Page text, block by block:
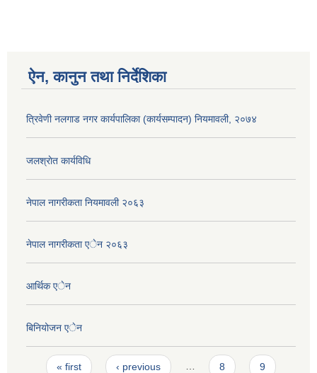
ऐन, कानुन तथा निर्देशिका
त्रिवेणी नलगाड नगर कार्यपालिका (कार्यसम्पादन) नियमावली, २०७४
जलश्राेत कार्यविधि
नेपाल नागरीकता नियमावली २०६३
नेपाल नागरीकता एेन २०६३
आर्थिक एेन
बिनियोजन एेन
Pages
« first ‹ previous … 8 9